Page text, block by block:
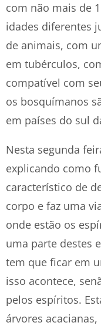
com não mais de
idades diferentes
de animais, com
em tubérculos,
compatível com
os bosquímanos
em países do sul
Nesta segunda
explicando como
característico de
corpo e faz uma
onde estão os
uma parte destes
tem que ficar em
isso acontece,
pelos espíritos.
árvores